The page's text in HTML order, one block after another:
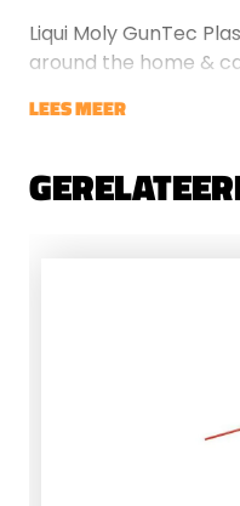
Liqui Moly GunTec
around the home &
LEES MEER